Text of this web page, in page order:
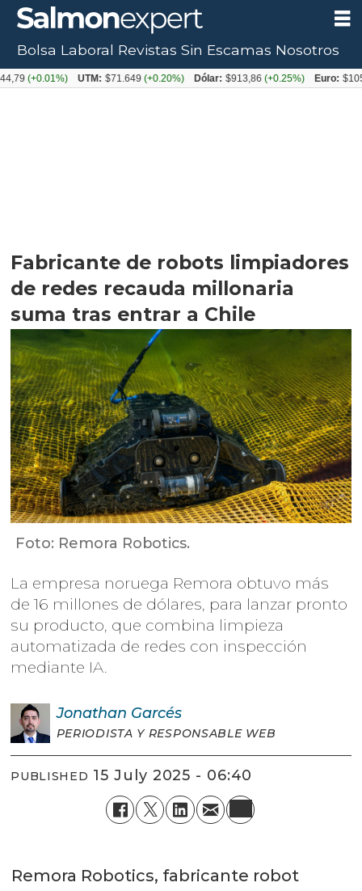
Fabricante de robots limpiadores
de redes recauda millonaria
suma tras entrar a Chile
Foto: Remora Robotics.
La empresa noruega Remora obtuvo más
de 16 millones de dólares, para lanzar pronto
su producto, que combina limpieza
automatizada de redes con inspección
mediante IA.
Jonathan Garcés
PERIODISTA Y RESPONSABLE WEB
PUBLISHED 15 July 2025 - 06:40
Remora Robotics, fabricante robot
Bolsa Laboral Revistas Sin Escamas Nosotros
UTM: $71.649 (+0.20%) Dólar: $913,86 (+0.25%) Euro: $1053,08(-